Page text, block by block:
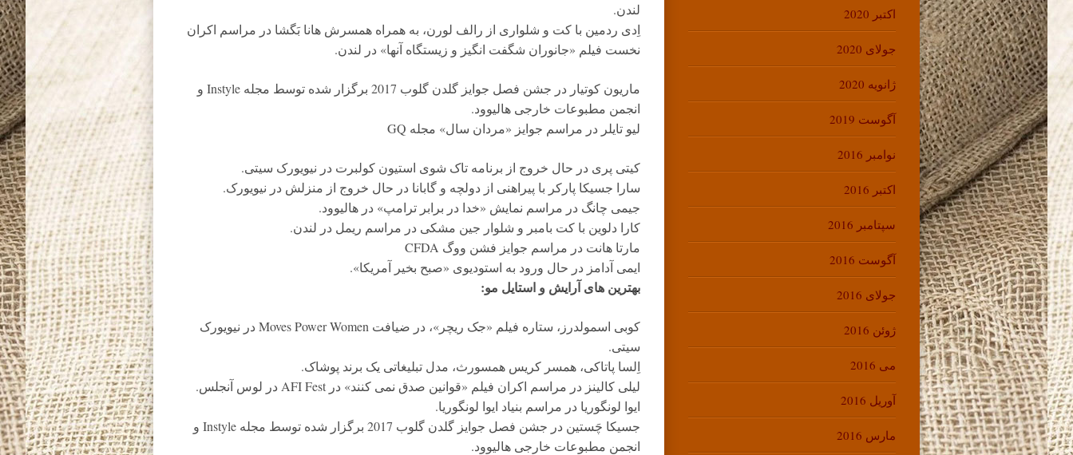
لندن.
اِدی ردمین با کت و شلواری از رالف لورن، به همراه همسرش هانا بَگشا در مراسم اکران
نخست فیلم «جانوران شگفت انگیز و زیستگاه آنها» در لندن.
ماریون کوتیار در جشن فصل جوایز گلدن گلوب 2017 برگزار شده توسط مجله Instyle و
انجمن مطبوعات خارجی هالیوود.
لیو تایلر در مراسم جوایز «مردان سال» مجله GQ
کیتی پری در حال خروج از برنامه تاک شوی استیون کولبرت در نیویورک سیتی.
سارا جسیکا پارکر با پیراهنی از دولچه و گابانا در حال خروج از منزلش در نیویورک.
جیمی چانگ در مراسم نمایش «خدا در برابر ترامپ» در هالیوود.
کارا دلوین با کت بامبر و شلوار جین مشکی در مراسم ریمل در لندن.
مارتا هانت در مراسم جوایز فشن ووگ CFDA
ایمی آدامز در حال ورود به استودیوی «صبح بخیر آمریکا».
بهترین های آرایش و استایل مو:
کوبی اسمولدرز، ستاره فیلم «جک ریچر»، در ضیافت Moves Power Women در نیویورک
سیتی.
اِلسا پاتاکی، همسر کریس همسورث، مدل تبلیغاتی یک برند پوشاک.
لیلی کالینز در مراسم اکران فیلم «قوانین صدق نمی کنند» در AFI Fest در لوس آنجلس.
ایوا لونگوریا در مراسم بنیاد ایوا لونگوریا.
جسیکا چَستین در جشن فصل جوایز گلدن گلوب 2017 برگزار شده توسط مجله Instyle و
انجمن مطبوعات خارجی هالیوود.
اکتبر 2020
جولای 2020
ژانویه 2020
آگوست 2019
نوامبر 2016
اکتبر 2016
سپتامبر 2016
آگوست 2016
جولای 2016
ژوئن 2016
می 2016
آوریل 2016
مارس 2016